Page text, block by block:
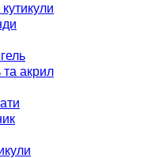
та акрил